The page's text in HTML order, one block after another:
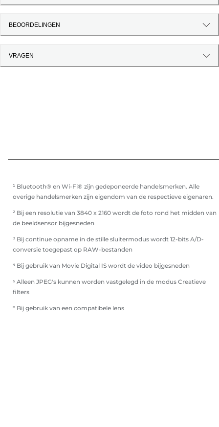
BEOORDELINGEN
VRAGEN
¹ Bluetooth® en Wi-Fi® zijn gedeponeerde handelsmerken. Alle
overige handelsmerken zijn eigendom van de respectieve eigenaren.
² Bij een resolutie van 3840 x 2160 wordt de foto rond het midden van
de beeldsensor bijgesneden
³ Bij continue opname in de stille sluitermodus wordt 12-bits A/D-
conversie toegepast op RAW-bestanden
⁴ Bij gebruik van Movie Digital IS wordt de video bijgesneden
⁵ Alleen JPEG's kunnen worden vastgelegd in de modus Creatieve
filters
* Bij gebruik van een compatibele lens